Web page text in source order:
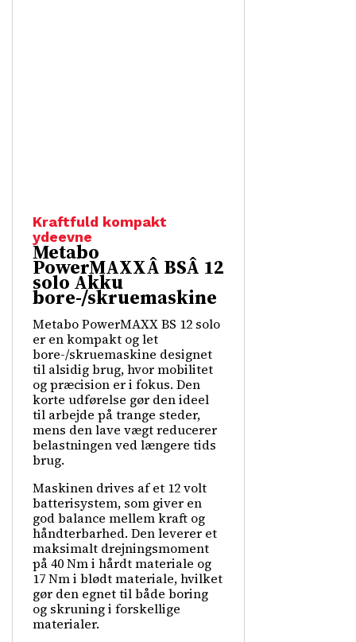
Kraftfuld kompakt
ydeevne
Metabo
PowerMAXXÂ BSÂ 12
solo Akku
bore-/skruemaskine
Metabo PowerMAXX BS 12 solo
er en kompakt og let
bore-/skruemaskine designet
til alsidig brug, hvor mobilitet
og præcision er i fokus. Den
korte udførelse gør den ideel
til arbejde på trange steder,
mens den lave vægt reducerer
belastningen ved længere tids
brug.
Maskinen drives af et 12 volt
batterisystem, som giver en
god balance mellem kraft og
håndterbarhed. Den leverer et
maksimalt drejningsmoment
på 40 Nm i hårdt materiale og
17 Nm i blødt materiale, hvilket
gør den egnet til både boring
og skruning i forskellige
materialer.